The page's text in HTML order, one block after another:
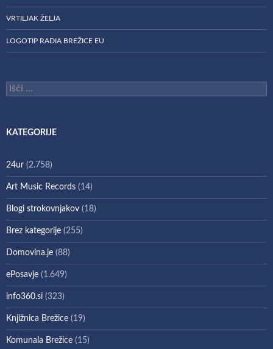
VRTILJAK ŽELJA
LOGOTIP RADIA BREŽICE EU
Išči:
KATEGORIJE
24ur (2.758)
Art Music Records (14)
Blogi strokovnjakov (18)
Brez kategorije (255)
Domovina.je (88)
ePosavje (1.649)
info360.si (323)
Knjižnica Brežice (19)
Komunala Brežice (15)